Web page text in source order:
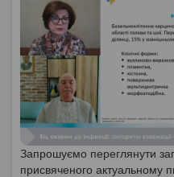
Запрошуємо переглянути
присвяченого актуальному